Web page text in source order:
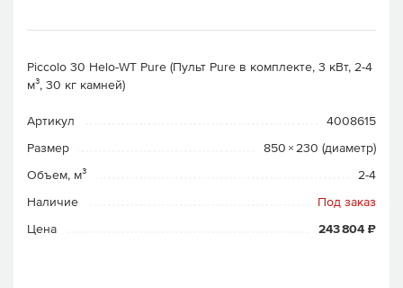
Piccolo 30 Helo-WT Pure (Пульт Pure в комплекте, 3 кВт, 2-4
м³, 30 кг камней)
Артикул
4008615
Размер
850 × 230 (диаметр)
Объем, м³
2-4
Наличие
Под заказ
Цена
243 804 ₽